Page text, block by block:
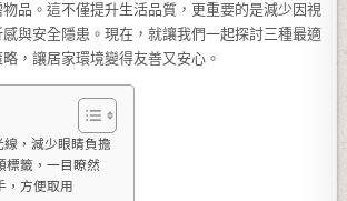
品。這不僅提升生活品質，更重要的是減少因視
與安全隱患。現在，就讓我們一起探討三種最適
，讓居家環境變得友善又安心。
，減少眼睛負擔
標籤，一目瞭然
，方便取用